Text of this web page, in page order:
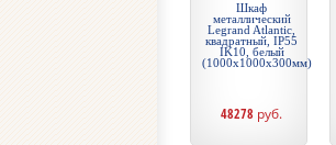
Шкаф
металлический
Legrand Atlantic,
квадратный, IP55
IK10, белый
(1000x1000x300мм)
48278 руб.